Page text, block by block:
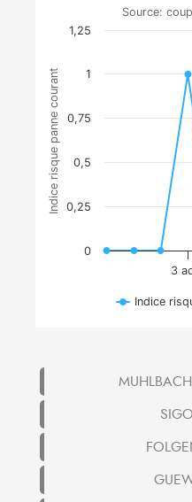
Indice risque panne courant
Source:
3
0
0,25
0,5
0,75
1
1,25
Indice